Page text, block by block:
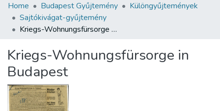
Communities & Collections
All of DSpace
About us
Home Budapest Gyűjtemény
Különgyűjtemények
Sajtókivágat-gyűjtemény
Kriegs-Wohnungsfürsorge in Budapest
Kriegs-Wohnungsfürsorge in
Budapest